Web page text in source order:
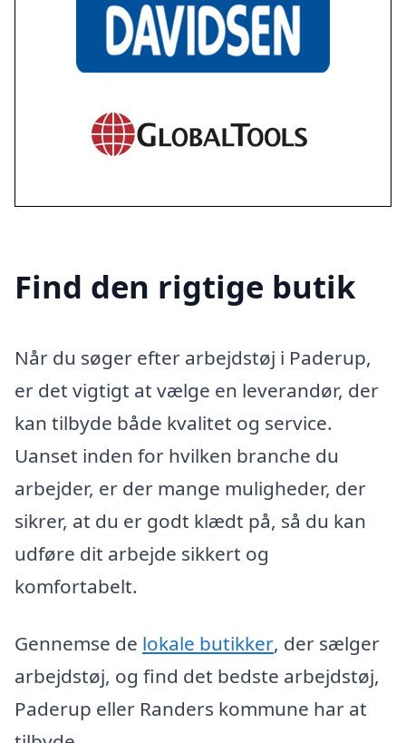
Find den rigtige butik
Når du søger efter arbejdstøj i Paderup,
er det vigtigt at vælge en leverandør, der
kan tilbyde både kvalitet og service.
Uanset inden for hvilken branche du
arbejder, er der mange muligheder, der
sikrer, at du er godt klædt på, så du kan
udføre dit arbejde sikkert og
komfortabelt.
Gennemse de lokale butikker, der sælger
arbejdstøj, og find det bedste arbejdstøj,
Paderup eller Randers kommune har at